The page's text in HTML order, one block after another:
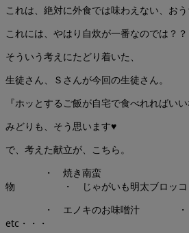
これは、絶対に外食では味わえない、おう
これには、やはり自炊が一番なのでは？？
そういう考えにたどり着いた、
生徒さん、Ｓさんが今回の生徒さん。
『ホッとするご飯が自宅で食べれればい
みどりも、そう思います♥
で、考えた献立が、こちら。
・ 焼き南蛮 ・ 里芋
物 ・ じゃがいも明太ブロッコ
・ エノキのお味噌汁
etc・・・